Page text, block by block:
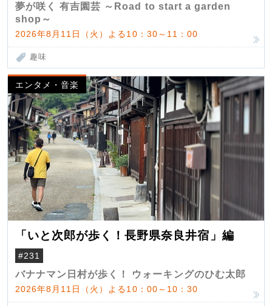
夢が咲く 有吉園芸 ～Road to start a garden
shop～
2026年8月11日（火）よる10：30～11：00
趣味
エンタメ・音楽
「いと次郎が歩く！長野県奈良井宿」編
#231
バナナマン日村が歩く！ ウォーキングのひむ太郎
2026年8月11日（火）よる10：00～10：30